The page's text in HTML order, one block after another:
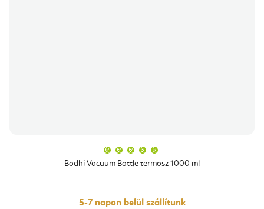
Bodhi Vacuum Bottle termosz 1000 ml
átlagos
értékelése
csillag.
5-7 napon belül szállítunk